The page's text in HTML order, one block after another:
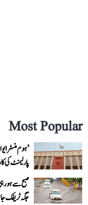
Most Popular
’ہوم منسٹر
پارلیمنٹ کی
صبح سے ہو
جگہ ٹریفک